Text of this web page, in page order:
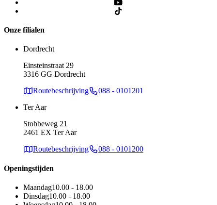
Onze filialen
Dordrecht
Einsteinstraat 29
3316 GG Dordrecht
Routebeschrijving
088 - 0101201
Ter Aar
Stobbeweg 21
2461 EX Ter Aar
Routebeschrijving
088 - 0101200
Openingstijden
Maandag10.00 - 18.00
Dinsdag10.00 - 18.00